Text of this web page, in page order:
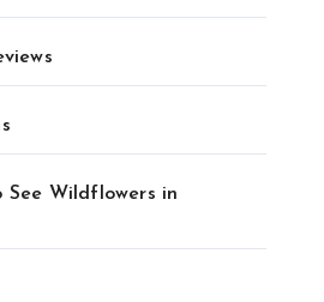
See Wildflowers in